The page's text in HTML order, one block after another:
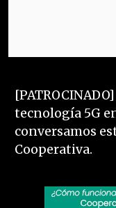
tecnología 5G
conversamos
Cooperativa.